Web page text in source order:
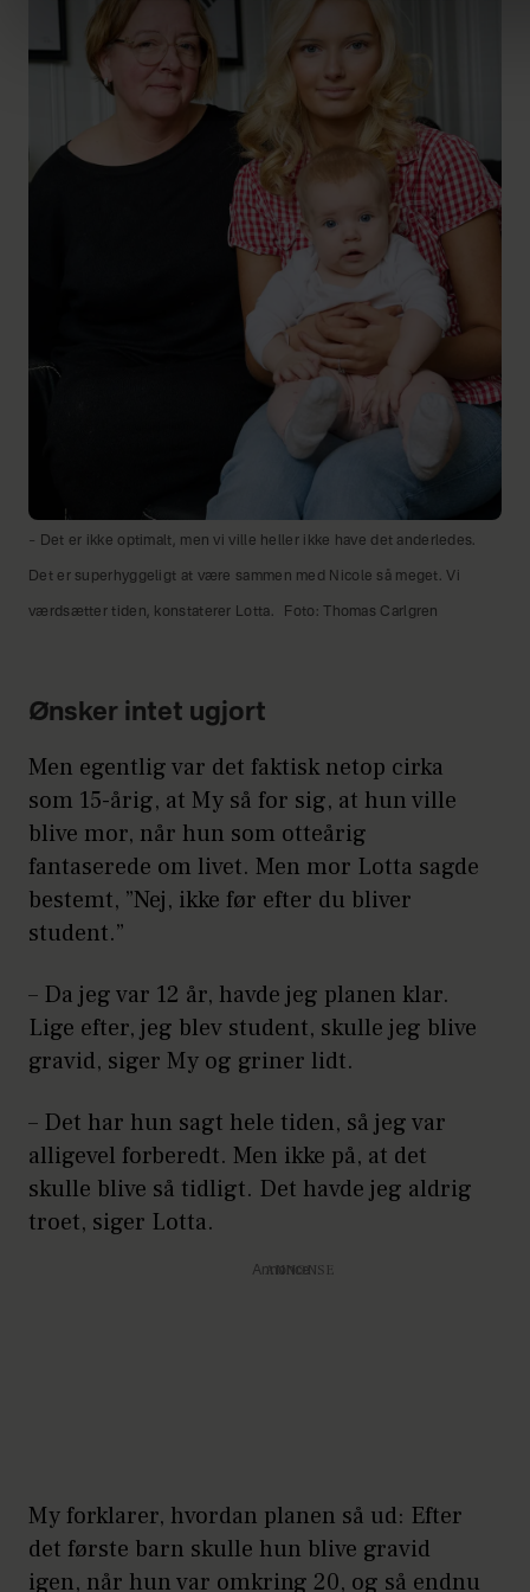
– Det er ikke optimalt, men vi ville heller ikke have det anderledes.
Det er superhyggeligt at være sammen med Nicole så meget. Vi
værdsætter tiden, konstaterer Lotta. Foto: Thomas Carlgren
Ønsker intet ugjort
Men egentlig var det faktisk netop cirka
som 15-årig, at My så for sig, at hun ville
blive mor, når hun som otteårig
fantaserede om livet. Men mor Lotta sagde
bestemt, ”Nej, ikke før efter du bliver
student.”
– Da jeg var 12 år, havde jeg planen klar.
Lige efter, jeg blev student, skulle jeg blive
gravid, siger My og griner lidt.
– Det har hun sagt hele tiden, så jeg var
alligevel forberedt. Men ikke på, at det
skulle blive så tidligt. Det havde jeg aldrig
troet, siger Lotta.
Annonce
My forklarer, hvordan planen så ud: Efter
det første barn skulle hun blive gravid
igen, når hun var omkring 20, og så endnu